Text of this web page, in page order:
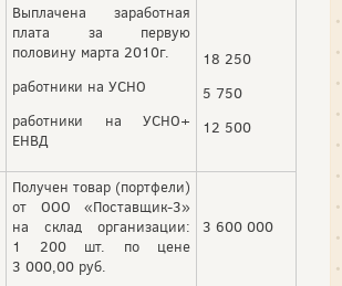
Выплачена заработная
плата за первую
половину марта 2010г.
работники на УСНО
работники на УСНО+
ЕНВД
18 250
5 750
12 500
Получен товар (портфели)
от ООО «Поставщик-3»
на склад организации:
1 200 шт. по цене
3 000,00 руб.
3 600 000